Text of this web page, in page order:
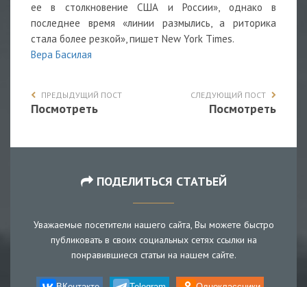
ее в столкновение США и России», однако в
последнее время «линии размылись, а риторика
стала более резкой», пишет New York Times.
Вера Басилая
ПРЕДЫДУЩИЙ ПОСТ
Посмотреть
СЛЕДУЮЩИЙ ПОСТ
Посмотреть
ПОДЕЛИТЬСЯ СТАТЬЕЙ
Уважаемые посетители нашего сайта, Вы можете быстро
публиковать в своих социальных сетях ссылки на
понравившиеся статьи на нашем сайте.